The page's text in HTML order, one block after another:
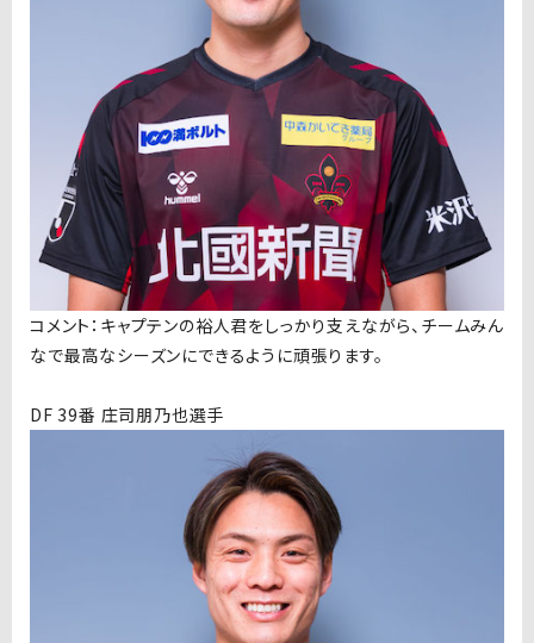
コメント：キャプテンの裕人君をしっかり支えながら、チームみん
なで最高なシーズンにできるように頑張ります。
DF 39番 庄司朋乃也選手